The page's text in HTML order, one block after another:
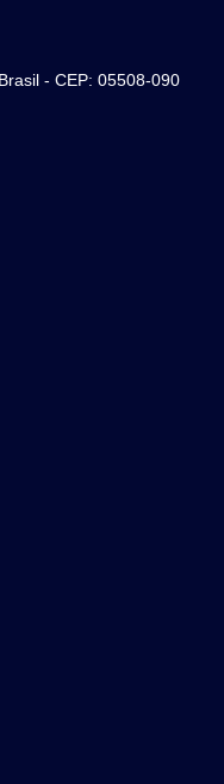
- CEP: 05508-090